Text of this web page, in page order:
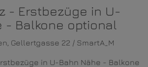
- Erstbezüge in U-
- Balkone optional
, Gellertgasse 22 / SmartA_M